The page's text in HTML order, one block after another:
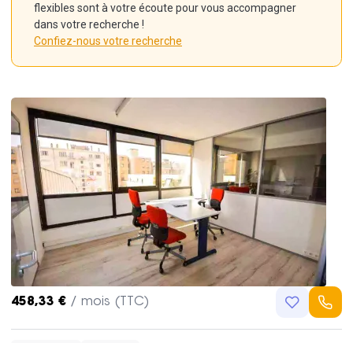
flexibles sont à votre écoute pour vous accompagner
dans votre recherche !
Confiez-nous votre recherche
458,33 € / mois (TTC)